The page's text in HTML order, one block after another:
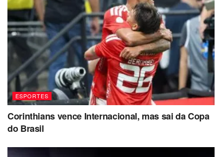
ESPORTES
Corinthians vence Internacional, mas sai da Copa
do Brasil